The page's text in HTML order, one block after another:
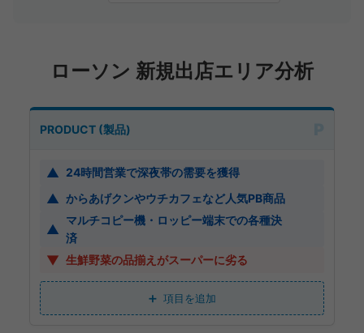
ローソン 新規出店エリア分析
PRODUCT (製品)
▲ 24時間営業で深夜帯の需要を獲得
▲ からあげクンやウチカフェなど人気PB商品
▲
マルチコピー機・ロッピー端末での各種決
済
▼ 生鮮野菜の品揃えがスーパーに劣る
項目を追加